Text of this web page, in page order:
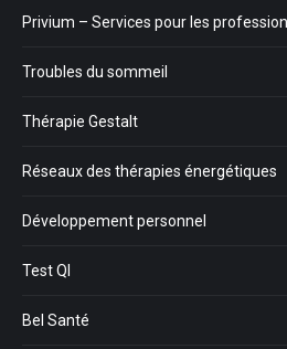
Privium – Services pour les
Troubles du sommeil
Thérapie Gestalt
Réseaux des thérapies énergétiques
Développement personnel
Test QI
Bel Santé